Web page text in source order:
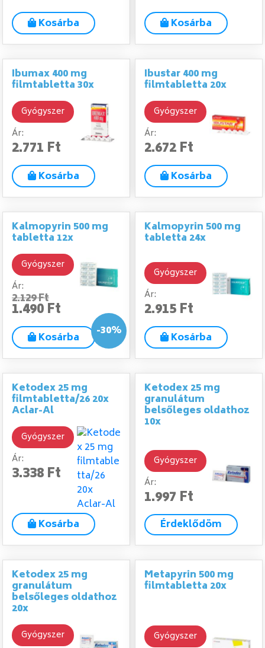
Kosárba Kosárba
Ibumax 400 mg
filmtabletta 30x
Gyógyszer
Ár:
2.771 Ft
Kosárba
Ibustar 400 mg
filmtabletta 20x
Gyógyszer
Ár:
2.672 Ft
Kosárba
Kalmopyrin 500 mg
tabletta 12x
Gyógyszer
Ár:
2.129 Ft
1.490 Ft
Kosárba -30%
Kalmopyrin 500 mg
tabletta 24x
Gyógyszer
Ár:
2.915 Ft
Kosárba
Ketodex 25 mg
filmtabletta/26 20x
Aclar-Al
Gyógyszer
Ár:
3.338 Ft
Kosárba
Ketodex 25 mg
granulátum
belsőleges oldathoz
10x
Gyógyszer
Ár:
1.997 Ft
Érdeklődöm
Ketodex 25 mg
granulátum
belsőleges oldathoz
20x
Gyógyszer
Metapyrin 500 mg
filmtabletta 20x
Gyógyszer